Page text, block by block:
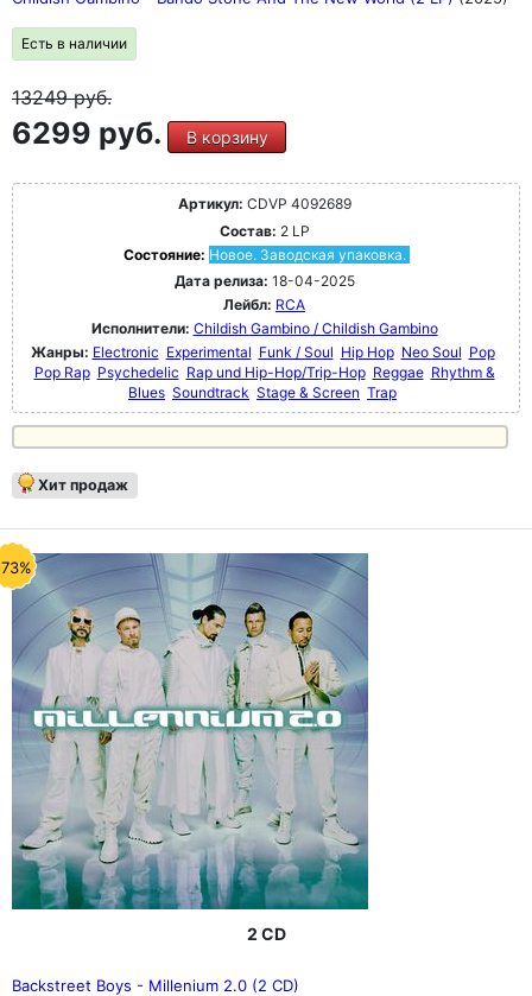
Есть в наличии
13249руб.
6299 руб. В корзину
Артикул: CDVP 4092689
Состав: 2 LP
Состояние: Новое. Заводская упаковка.
Дата релиза: 18-04-2025
Лейбл: RCA
Исполнители: Childish Gambino / Childish Gambino
Жанры: Electronic Experimental Funk / Soul Hip Hop Neo Soul Pop
Pop Rap Psychedelic Rap und Hip-Hop/Trip-Hop Reggae Rhythm &
Blues Soundtrack Stage & Screen Trap
Хит продаж
2 CD
Backstreet Boys - Millenium 2.0 (2 CD)